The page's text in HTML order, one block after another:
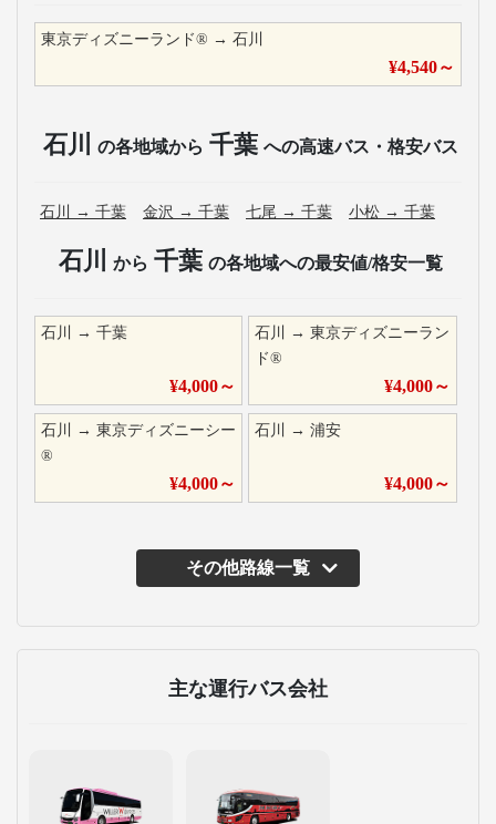
東京ディズニーランド® → 石川
¥4,540～
石川 の各地域から 千葉 への高速バス・格安バス
石川 → 千葉 金沢 → 千葉 七尾 → 千葉 小松 → 千葉
石川 から 千葉 の各地域への最安値/格安一覧
石川 → 千葉
¥4,000～
石川 →東京ディズニーラン
ド®
¥4,000～
石川 → 東京ディズニーシー
®
¥4,000～
石川 →浦安
¥4,000～
その他路線一覧
主な運行バス会社